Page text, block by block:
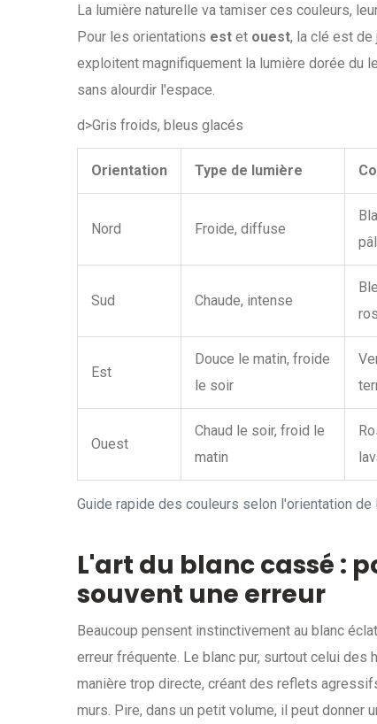
La lumière naturelle va tamiser ces couleurs,
Pour les orientations est et ouest, la clé est
exploitent magnifiquement la lumière dorée du
sans alourdir l'espace.
d>Gris froids, bleus glacés
Guide rapide des couleurs selon l'orientation de
Orientation Type de lumière
Nord Froide, diffuse
Sud Chaude, intense
Est
Douce le matin, froide
le soir
Ouest
Chaud le soir, froid le
matin
L'art du blanc cassé :
souvent une erreur
Beaucoup pensent instinctivement au blanc
erreur fréquente. Le blanc pur, surtout celui des
manière trop directe, créant des reflets
murs. Pire, dans un petit volume, il peut